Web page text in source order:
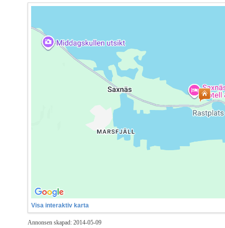
Visa interaktiv karta
Annonsen skapad: 2014-05-09